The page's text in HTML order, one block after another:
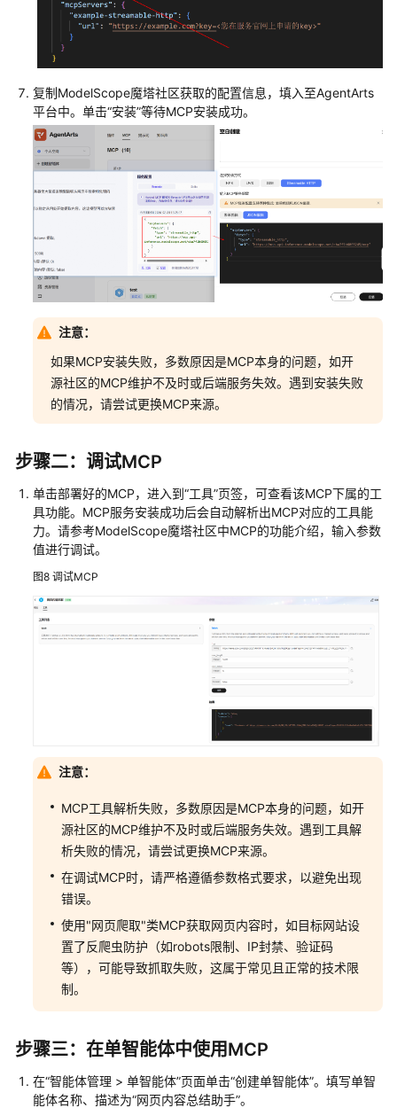
测
智
能
体
评
作
空
间
权
限
授
权
源
管
理
审
计
附
践
帮
文
档
复制ModelScope魔塔社区获取的配置信息，填入至AgentArts
平台中。单击“安装”等待MCP安装成功。
注意：
如果MCP安装失败，多数原因是MCP本身的问题，如开
源社区的MCP维护不及时或后端服务失效。遇到安装失败
的情况，请尝试更换MCP来源。
步骤二：调试MCP
单击部署好的MCP，进入到“工具”页签，可查看该MCP下属的工
具功能。MCP服务安装成功后会自动解析出MCP对应的工具能
力。请参考ModelScope魔塔社区中MCP的功能介绍，输入参数
值进行调试。
图8 调试MCP
注意：
MCP工具解析失败，多数原因是MCP本身的问题，如开
源社区的MCP维护不及时或后端服务失效。遇到工具解
析失败的情况，请尝试更换MCP来源。
在调试MCP时，请严格遵循参数格式要求，以避免出现
错误。
使用"网页爬取"类MCP获取网页内容时，如目标网站设
置了反爬虫防护（如robots限制、IP封禁、验证码
等），可能导致抓取失败，这属于常见且正常的技术限
制。
步骤三：在单智能体中使用MCP
在“智能体管理 > 单智能体”页面单击“创建单智能体”。填写单智
能体名称、描述为“网页内容总结助手”。